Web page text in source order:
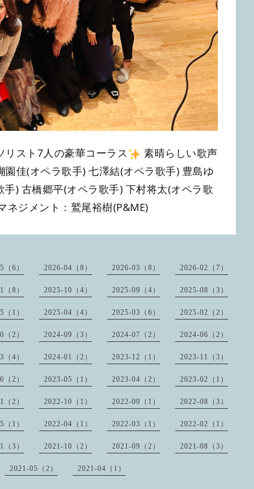
リスト7人の豪華コーラス
素晴らしい歌声
佳(オペラ歌手) 七澤結(オペラ歌手) 豊島ゆ
) 古橋郷平(オペラ歌手) 下村将太(オペラ歌
ネジメント：鷲尾裕樹(P&ME)
（6） 2026-04（8） 2026-03（8） 2026-02（7）
（8） 2025-10（4） 2025-09（4） 2025-08（3）
（1） 2025-04（4） 2025-03（6） 2025-02（2）
（2） 2024-09（3） 2024-07（2） 2024-06（2）
（4） 2024-01（2） 2023-12（1） 2023-11（3）
（2） 2023-05（1） 2023-04（2） 2023-02（1）
（2） 2022-10（1） 2022-09（1） 2022-08（3）
（1） 2022-04（1） 2022-03（1） 2022-02（1）
（3） 2021-10（2） 2021-09（2） 2021-08（3）
2021-05（2） 2021-04（1）